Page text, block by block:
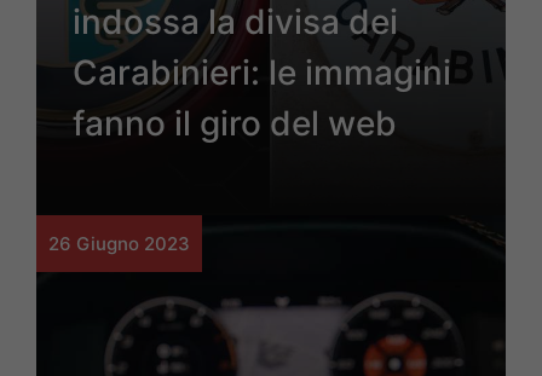
indossa la divisa dei
Carabinieri: le immagini
fanno il giro del web
26 Giugno 2023